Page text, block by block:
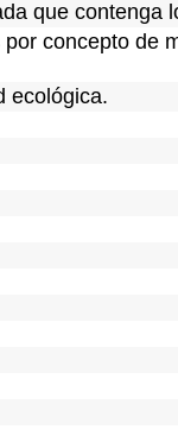
que contenga
concepto de
ecológica.